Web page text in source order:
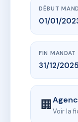
DÉBUT
01/01/
FIN MANDAT
31/12/2025
🏢Voir la